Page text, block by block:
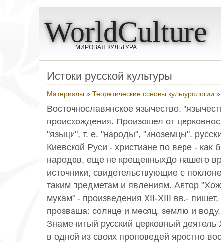
WorldCulture
МИРОВАЯ КУЛЬТУРА
Истоки русской культуры
Материалы » Теоретические основы культурологии »
Восточнославянское язычество.
происхождения. Произошел от
"языци", т. е. "народы", "иноземцы".
Киевской Руси - христиане по вере - как
народов, еще не крещенныхДо нашего
источники, свидетельствующие о
таким предметам и явлениям. Автор
мукам" - произведения XII-XIII вв.- пишет,
прозваша: солнце и месяц, землю и
Знаменитый русский церковный деятель
в одной из своих проповедей яростно